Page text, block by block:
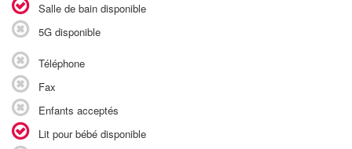
Salle de bain disponible
5G disponible
Téléphone
Fax
Enfants acceptés
Lit pour bébé disponible